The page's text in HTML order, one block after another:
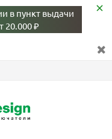
в пункт выдачи
20.000 ₽